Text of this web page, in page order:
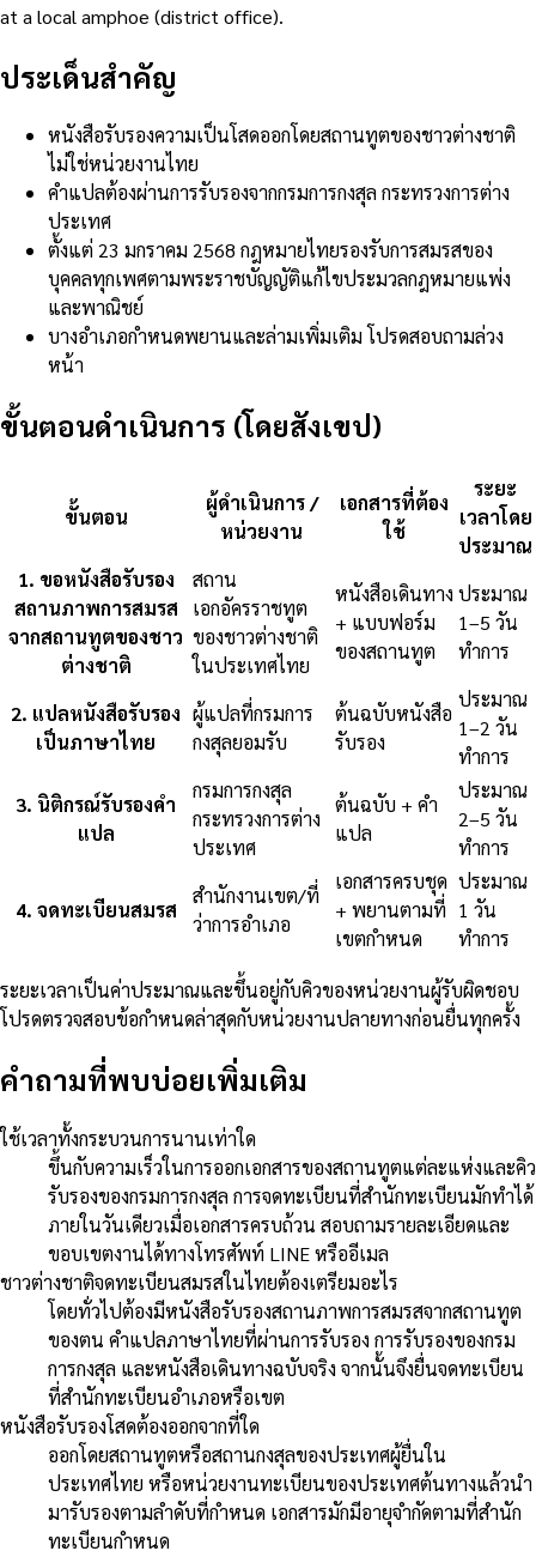
at a local amphoe (district office).
ประเด็นสำคัญ
หนังสือรับรองความเป็นโสดออกโดยสถานทูตของชาวต่างชาติ
ไม่ใช่หน่วยงานไทย
คำแปลต้องผ่านการรับรองจากกรมการกงสุล กระทรวงการต่าง
ประเทศ
ตั้งแต่ 23 มกราคม 2568 กฎหมายไทยรองรับการสมรสของ
บุคคลทุกเพศตามพระราชบัญญัติแก้ไขประมวลกฎหมายแพ่ง
และพาณิชย์
บางอำเภอกำหนดพยานและล่ามเพิ่มเติม โปรดสอบถามล่วง
หน้า
ขั้นตอนดำเนินการ (โดยสังเขป)
ขั้นตอน
ผู้ดำเนินการ /
หน่วยงาน
เอกสารที่ต้อง
ใช้
ระยะ
เวลาโดย
ประมาณ
1. ขอหนังสือรับรอง
สถานภาพการสมรส
จากสถานทูตของชาว
ต่างชาติ
สถาน
เอกอัครราชทูต
ของชาวต่างชาติ
ในประเทศไทย
หนังสือเดินทาง
+ แบบฟอร์ม
ของสถานทูต
ประมาณ
1–5 วัน
ทำการ
2. แปลหนังสือรับรอง
เป็นภาษาไทย
ผู้แปลที่กรมการ
กงสุลยอมรับ
ต้นฉบับหนังสือ
รับรอง
ประมาณ
1–2 วัน
ทำการ
3. นิติกรณ์รับรองคำ
แปล
กรมการกงสุล
กระทรวงการต่าง
ประเทศ
ต้นฉบับ + คำ
แปล
ประมาณ
2–5 วัน
ทำการ
4. จดทะเบียนสมรส
สำนักงานเขต/ที่
ว่าการอำเภอ
เอกสารครบชุด
+ พยานตามที่
เขตกำหนด
ประมาณ
1 วัน
ทำการ
ระยะเวลาเป็นค่าประมาณและขึ้นอยู่กับคิวของหน่วยงานผู้รับผิดชอบ
โปรดตรวจสอบข้อกำหนดล่าสุดกับหน่วยงานปลายทางก่อนยื่นทุกครั้ง
คำถามที่พบบ่อยเพิ่มเติม
ใช้เวลาทั้งกระบวนการนานเท่าใด
ขึ้นกับความเร็วในการออกเอกสารของสถานทูตแต่ละแห่งและคิว
รับรองของกรมการกงสุล การจดทะเบียนที่สำนักทะเบียนมักทำได้
ภายในวันเดียวเมื่อเอกสารครบถ้วน สอบถามรายละเอียดและ
ขอบเขตงานได้ทางโทรศัพท์ LINE หรืออีเมล
ชาวต่างชาติจดทะเบียนสมรสในไทยต้องเตรียมอะไร
โดยทั่วไปต้องมีหนังสือรับรองสถานภาพการสมรสจากสถานทูต
ของตน คำแปลภาษาไทยที่ผ่านการรับรอง การรับรองของกรม
การกงสุล และหนังสือเดินทางฉบับจริง จากนั้นจึงยื่นจดทะเบียน
ที่สำนักทะเบียนอำเภอหรือเขต
หนังสือรับรองโสดต้องออกจากที่ใด
ออกโดยสถานทูตหรือสถานกงสุลของประเทศผู้ยื่นใน
ประเทศไทย หรือหน่วยงานทะเบียนของประเทศต้นทางแล้วนำ
มารับรองตามลำดับที่กำหนด เอกสารมักมีอายุจำกัดตามที่สำนัก
ทะเบียนกำหนด